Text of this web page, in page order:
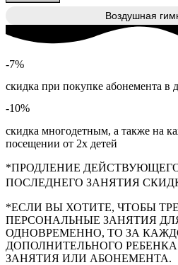
Воздушная
-7%
скидка при покупке абонемента в
-10%
скидка многодетным, а также на
посещении от 2х детей
*ПРОДЛЕНИЕ
ПОСЛЕДНЕГО ЗАНЯТИЯ
*ЕСЛИ ВЫ ХОТИТЕ, ЧТОБЫ
ПЕРСОНАЛЬНЫЕ ЗАНЯТИЯ
ОДНОВРЕМЕННО, ТО ЗА
ДОПОЛНИТЕЛЬНОГО РЕБЕНКА
ЗАНЯТИЯ ИЛИ АБОНЕМЕНТА.